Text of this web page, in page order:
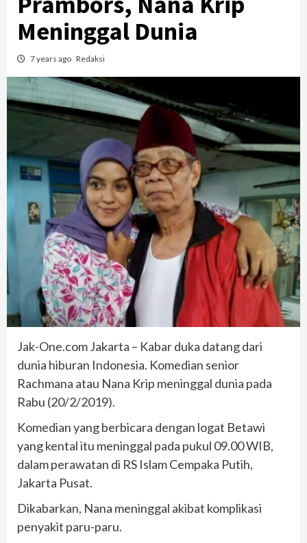
Meninggal Dunia
7 years ago Redaksi
Jak-One.com Jakarta – Kabar duka datang dari
dunia hiburan Indonesia. Komedian senior
Rachmana atau Nana Krip meninggal dunia pada
Rabu (20/2/2019).
Komedian yang berbicara dengan logat Betawi
yang kental itu meninggal pada pukul 09.00 WIB,
dalam perawatan di RS Islam Cempaka Putih,
Jakarta Pusat.
Dikabarkan, Nana meninggal akibat komplikasi
penyakit paru-paru.